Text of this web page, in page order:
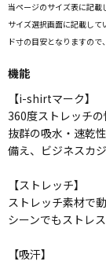
当ページのサイズ表に記載
サイズ選択画面に記載し
ド寸の目安となりますので
機能
【i-shirtマーク】
360度ストレッチの
抜群の吸水・速乾
備え、ビジネスカ
【ストレッチ】
ストレッチ素材で
シーンでもストレ
【吸汗】